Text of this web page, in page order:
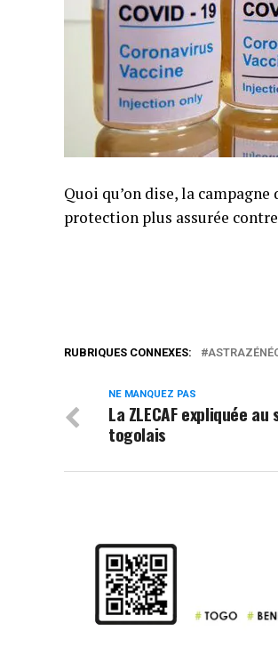
Quoi qu’on dise, la
protection plus assurée
RUBRIQUES CONNEXES:
NE MANQUEZ PAS
La ZLECAF expliquée
togolais